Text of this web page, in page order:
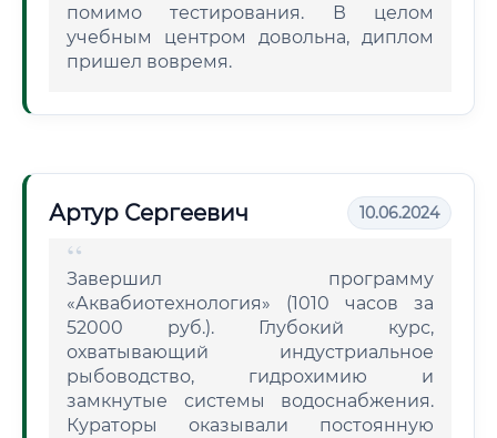
помимо тестирования. В целом
учебным центром довольна, диплом
пришел вовремя.
Артур Сергеевич 10.06.2024
Завершил программу
«Аквабиотехнология» (1010 часов за
52000 руб.). Глубокий курс,
охватывающий индустриальное
рыбоводство, гидрохимию и
замкнутые системы водоснабжения.
Кураторы оказывали постоянную